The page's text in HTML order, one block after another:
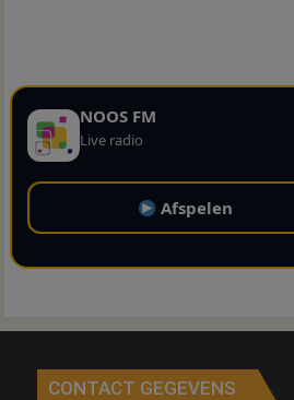
NOOS FM
Live radio
Afspelen
CONTACT GEGEVENS